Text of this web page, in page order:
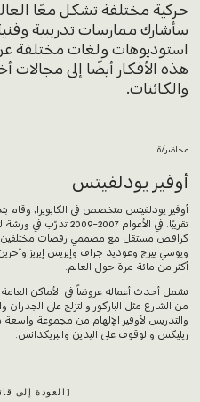
محاضر/ة:
أوفير يودلفيتس
أوفير يودلفيتس متخصص في الكابويرا، وقام
تقريبًا. في الأعوام
كراقص مستقل مع مصممي رقصات مختلفين
أكثر من مائة مرة حول العالم.
تشمل أحدث أعماله عروضاً في الأماكن العامة
من الشارع مثل الباركور والتزلج على الجدران
والتدريس لأوفير الإلهام من مجموعة واسعة
ريليكس والوقوف على اليدين والبريكدانس.
حركية مختلفة تشكل معًا
سأشارك ممارسات تدريبية
استوديوهات ولغات مختلفة
هذه الأفكار أيضًا إلى
والكائنات.
العودة إلى